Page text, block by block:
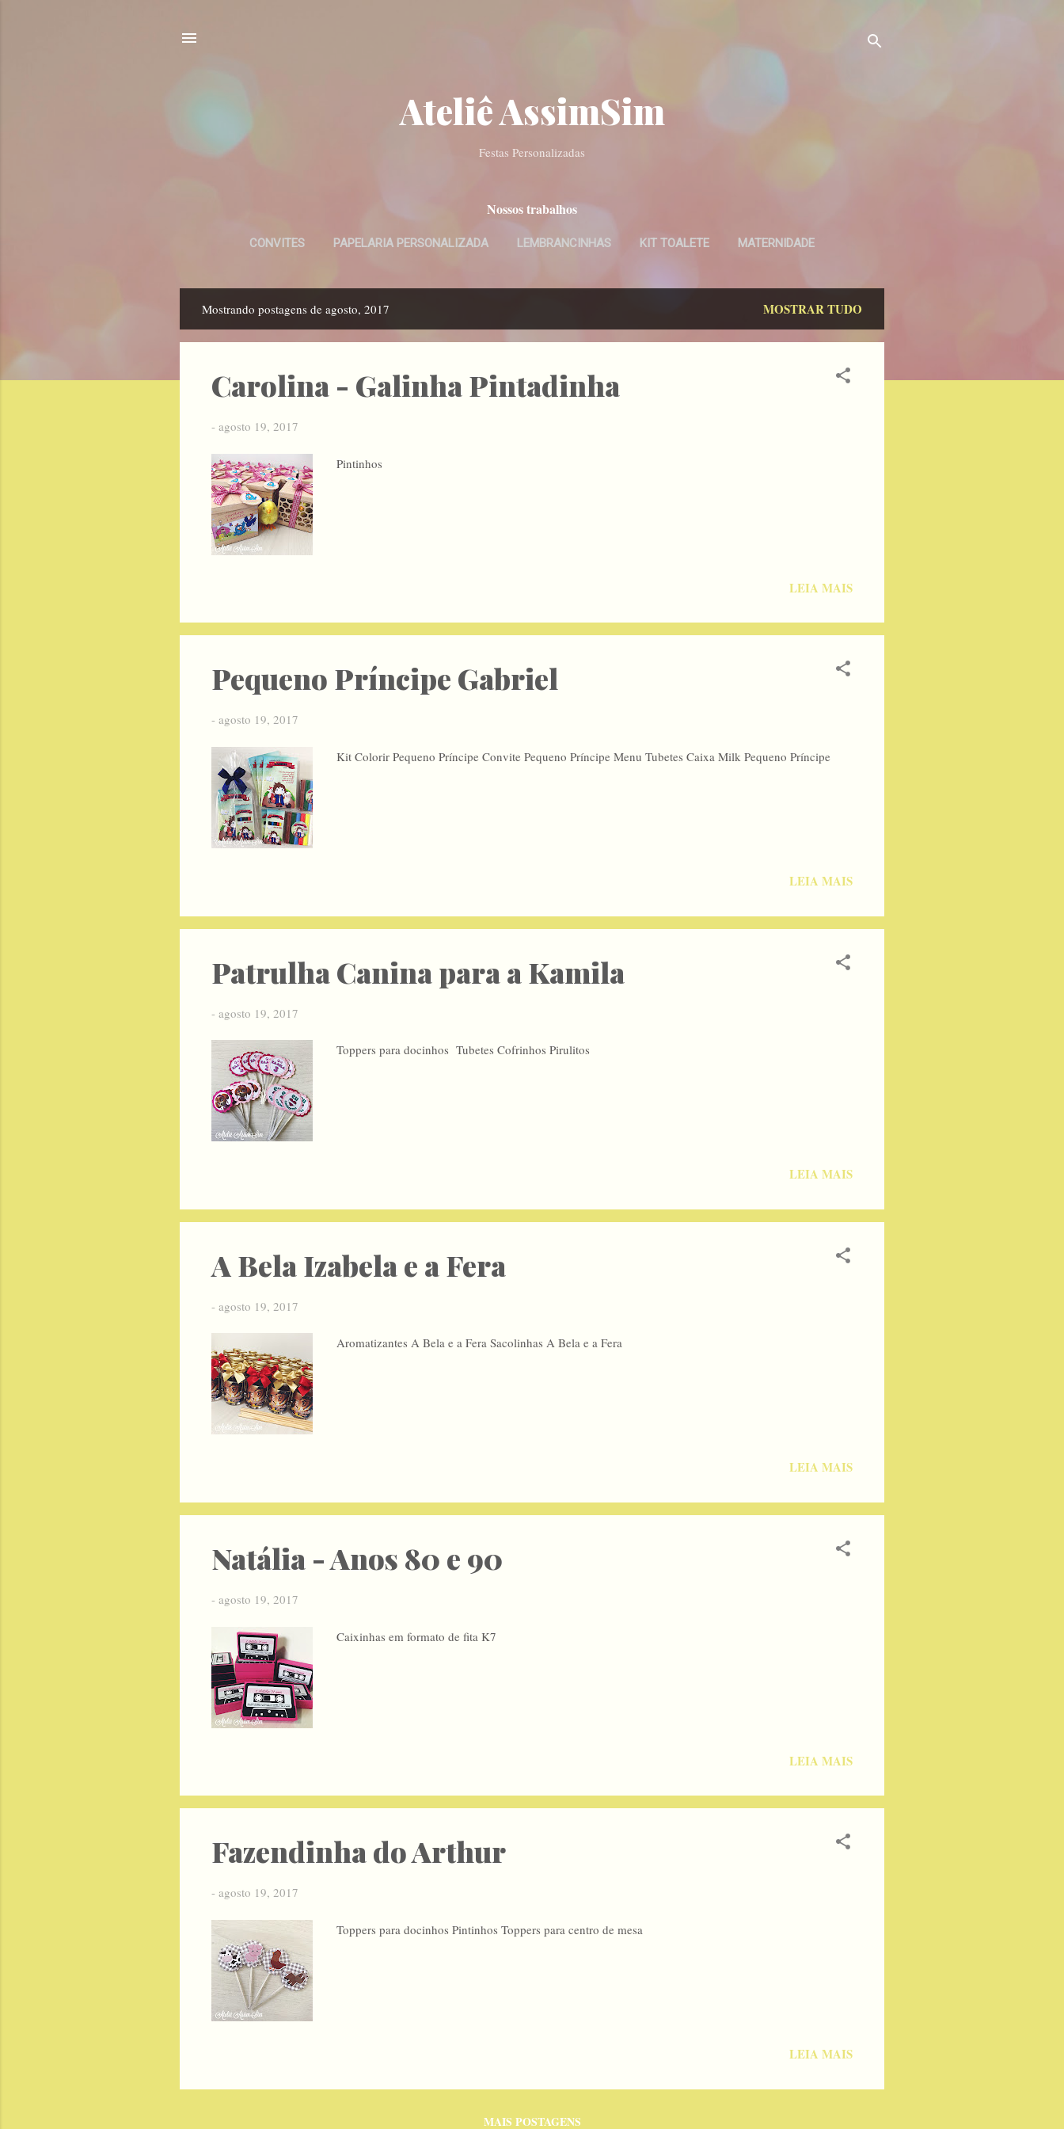
Ateliê AssimSim
Festas Personalizadas
Nossos trabalhos
CONVITES PAPELARIA PERSONALIZADA LEMBRANCINHAS KIT TOALETE MATERNIDADE
o
Mostrando postagens de agosto, 2017 MOSTRAR TUDO
Carolina - Galinha Pintadinha
- agosto 19, 2017
Pintinhos
LEIA MAIS
Pequeno Príncipe Gabriel
- agosto 19, 2017
Kit Colorir Pequeno Príncipe Convite Pequeno Príncipe Menu Tubetes Caixa Milk Pequeno Príncipe
LEIA MAIS
Patrulha Canina para a Kamila
- agosto 19, 2017
Toppers para docinhos Tubetes Cofrinhos Pirulitos
LEIA MAIS
A Bela Izabela e a Fera
- agosto 19, 2017
Aromatizantes A Bela e a Fera Sacolinhas A Bela e a Fera
LEIA MAIS
Natália - Anos 80 e 90
- agosto 19, 2017
Caixinhas em formato de fita K7
LEIA MAIS
Fazendinha do Arthur
- agosto 19, 2017
Toppers para docinhos Pintinhos Toppers para centro de mesa
LEIA MAIS
MAIS POSTAGENS